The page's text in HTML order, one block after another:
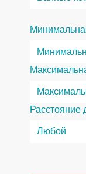
Расстояние